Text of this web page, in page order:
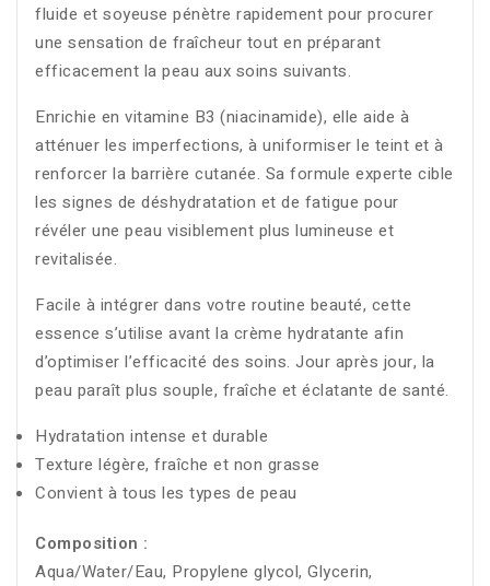
fluide et soyeuse pénètre rapidement pour procurer
une sensation de fraîcheur tout en préparant
efficacement la peau aux soins suivants.
Enrichie en vitamine B3 (niacinamide), elle aide à
atténuer les imperfections, à uniformiser le teint et à
renforcer la barrière cutanée. Sa formule experte cible
les signes de déshydratation et de fatigue pour
révéler une peau visiblement plus lumineuse et
revitalisée.
Facile à intégrer dans votre routine beauté, cette
essence s’utilise avant la crème hydratante afin
d’optimiser l’efficacité des soins. Jour après jour, la
peau paraît plus souple, fraîche et éclatante de santé.
Hydratation intense et durable
Texture légère, fraîche et non grasse
Convient à tous les types de peau
Composition :
Aqua/Water/Eau, Propylene glycol, Glycerin,